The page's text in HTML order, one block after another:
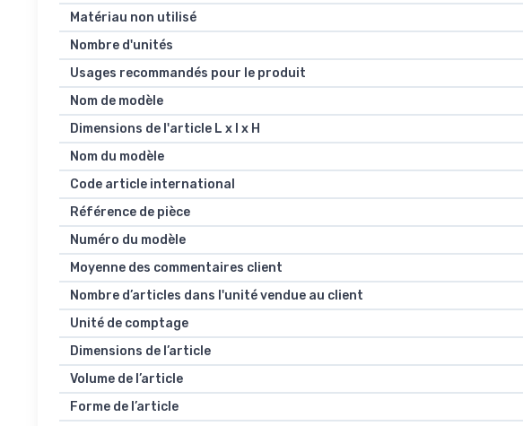
Matériau non utilisé
Nombre d'unités
Usages recommandés pour le produit
Nom de modèle
Dimensions de l'article L x l x H
Nom du modèle
Code article international
Référence de pièce
Numéro du modèle
Moyenne des commentaires client
Nombre d’articles dans l'unité vendue au client
Unité de comptage
Dimensions de l’article
Volume de l’article
Forme de l’article